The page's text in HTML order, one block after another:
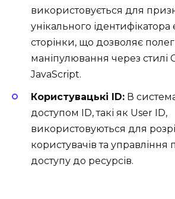
використовується для
унікального
сторінки, що дозволяє
маніпулювання через стилі
JavaScript.
Користувацькі ID: В
доступом ID, такі як User ID,
використовуються для
користувачів та управління
доступу до ресурсів.